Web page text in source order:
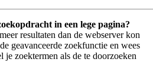
in een lege pagina?
resultaten dan de webserver kon
geavanceerde zoekfunctie en wees
je zoektermen als de te doorzoeken